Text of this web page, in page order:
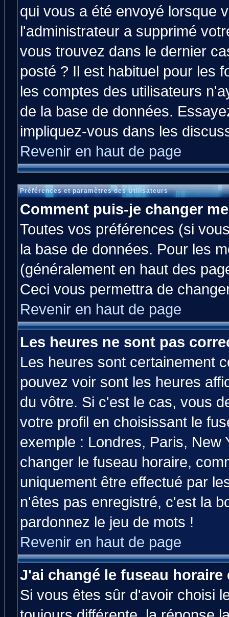
qui vous a été envoyé lorsque
l'administrateur a supprimé
vous trouvez dans le dernier
posté ? Il est habituel pour les
les comptes des utilisateurs
de la base de données.
impliquez-vous dans les
Revenir en haut de page
Préférences et paramètres des Utilisateurs
Comment puis-je changer
Toutes vos préférences (si
la base de données. Pour les
(généralement en haut des
Ceci vous permettra de
Revenir en haut de page
Les heures ne sont pas
Les heures sont certainement
pouvez voir sont les heures
du vôtre. Si c'est le cas, vous
votre profil en choisissant le
exemple : Londres, Paris, New
changer le fuseau horaire,
uniquement être effectué par
n'êtes pas enregistré, c'est la
pardonnez le jeu de mots !
Revenir en haut de page
J'ai changé le fuseau
Si vous êtes sûr d'avoir choisi